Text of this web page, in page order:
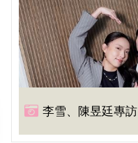
李雪、陳昱廷專訪